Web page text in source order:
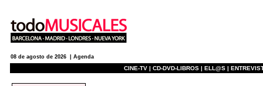
08 de agosto de 2026 | Agenda
CINE-TV | CD-DVD-LIBROS | ELL@S |